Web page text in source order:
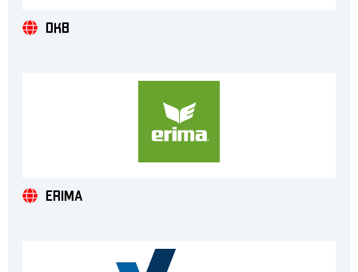
DKB
ERIMA